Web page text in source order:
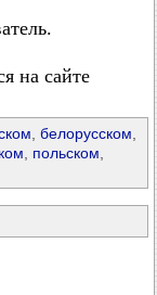
на сайте
белорусском
польском